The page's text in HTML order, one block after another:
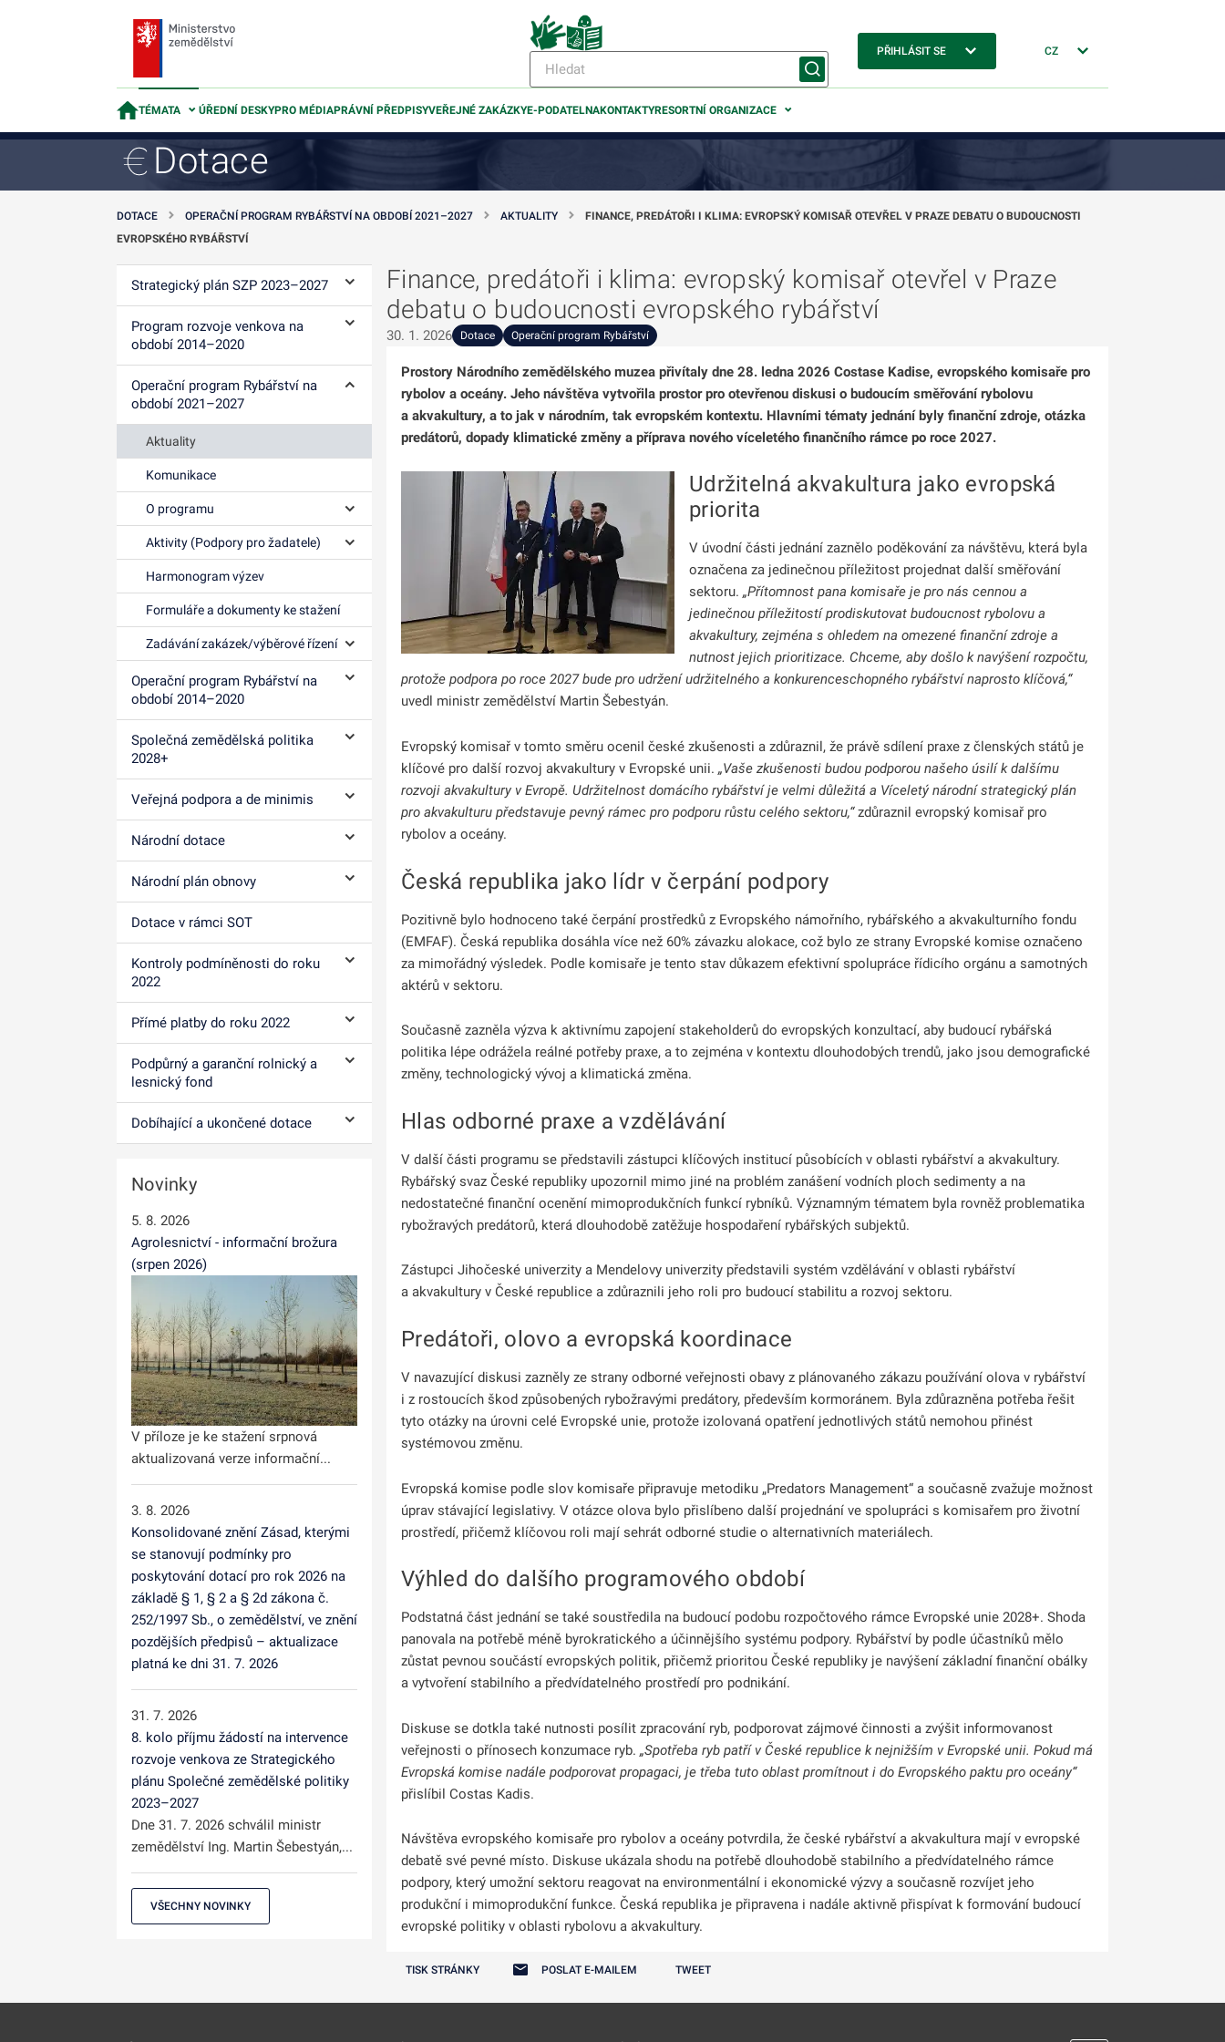
PŘIHLÁSIT SE CZ
TÉMATA ÚŘEDNÍ DESKYPRO MÉDIAPRÁVNÍ PŘEDPISYVEŘEJNÉ ZAKÁZKYE-PODATELNAKONTAKTYRESORTNÍ ORGANIZACE
Dotace
DOTACE OPERAČNÍ PROGRAM RYBÁŘSTVÍ NA OBDOBÍ 2021–2027 AKTUALITY
FINANCE, PREDÁTOŘI I KLIMA: EVROPSKÝ KOMISAŘ OTEVŘEL V PRAZE DEBATU O BUDOUCNOSTI
EVROPSKÉHO RYBÁŘSTVÍ
Strategický plán SZP 2023–⁠2027 Ovládání podmenu
Program rozvoje venkova na
období 2014–⁠2020
Ovládání podmenu
Operační program Rybářství na
období 2021–2027
Ovládání podmenu
Aktuality
Komunikace
O programu
Aktivity (Podpory pro žadatele)
Harmonogram výzev
Formuláře a dokumenty ke stažení
Zadávání zakázek/výběrové řízení
Ovládání podmenu
Operační program Rybářství na
období 2014–⁠2020
Ovládání podmenu
Společná zemědělská politika
2028+
Ovládání podmenu
Veřejná podpora a de minimis Ovládání podmenu
Národní dotace
Národní plán obnovy Ovládání podmenu
Dotace v rámci SOT
Kontroly podmíněnosti do roku
2022
Ovládání podmenu
Přímé platby do roku 2022 Ovládání podmenu
Podpůrný a garanční rolnický a
lesnický fond
Ovládání podmenu
Dobíhající a ukončené dotace Ovládání podmenu
Finance, predátoři i klima: evropský komisař otevřel v Praze
debatu o budoucnosti evropského rybářství
30. 1. 2026 Dotace Operační program Rybářství
Prostory Národního zemědělského muzea přivítaly dne 28. ledna 2026 Costase Kadise, evropského komisaře pro
rybolov a oceány. Jeho návštěva vytvořila prostor pro otevřenou diskusi o budoucím směřování rybolovu
a akvakultury, a to jak v národním, tak evropském kontextu. Hlavními tématy jednání byly finanční zdroje, otázka
predátorů, dopady klimatické změny a příprava nového víceletého finančního rámce po roce 2027.
Udržitelná akvakultura jako evropská
priorita
V úvodní části jednání zaznělo poděkování za návštěvu, která byla
označena za jedinečnou příležitost projednat další směřování
sektoru. „Přítomnost pana komisaře je pro nás cennou a
jedinečnou příležitostí prodiskutovat budoucnost rybolovu a
akvakultury, zejména s ohledem na omezené finanční zdroje a
nutnost jejich prioritizace. Chceme, aby došlo k navýšení rozpočtu,
protože podpora po roce 2027 bude pro udržení udržitelného a konkurenceschopného rybářství naprosto klíčová,“
uvedl ministr zemědělství Martin Šebestyán.
Evropský komisař v tomto směru ocenil české zkušenosti a zdůraznil, že právě sdílení praxe z členských států je
klíčové pro další rozvoj akvakultury v Evropské unii. „Vaše zkušenosti budou podporou našeho úsilí k dalšímu
rozvoji akvakultury v Evropě. Udržitelnost domácího rybářství je velmi důležitá a Víceletý národní strategický plán
pro akvakulturu představuje pevný rámec pro podporu růstu celého sektoru,“zdůraznil evropský komisař pro
rybolov a oceány.
Česká republika jako lídr v čerpání podpory
Pozitivně bylo hodnoceno také čerpání prostředků z Evropského námořního, rybářského a akvakulturního fondu
(EMFAF). Česká republika dosáhla více než 60% závazku alokace, což bylo ze strany Evropské komise označeno
za mimořádný výsledek. Podle komisaře je tento stav důkazem efektivní spolupráce řídicího orgánu a samotných
aktérů v sektoru.
Současně zazněla výzva k aktivnímu zapojení stakeholderů do evropských konzultací, aby budoucí rybářská
politika lépe odrážela reálné potřeby praxe, a to zejména v kontextu dlouhodobých trendů, jako jsou demografické
změny, technologický vývoj a klimatická změna.
Hlas odborné praxe a vzdělávání
V další části programu se představili zástupci klíčových institucí působících v oblasti rybářství a akvakultury.
Rybářský svaz České republiky upozornil mimo jiné na problém zanášení vodních ploch sedimenty a na
nedostatečné finanční ocenění mimoprodukčních funkcí rybníků. Významným tématem byla rovněž problematika
rybožravých predátorů, která dlouhodobě zatěžuje hospodaření rybářských subjektů.
Zástupci Jihočeské univerzity a Mendelovy univerzity představili systém vzdělávání v oblasti rybářství
a akvakultury v České republice a zdůraznili jeho roli pro budoucí stabilitu a rozvoj sektoru.
Predátoři, olovo a evropská koordinace
V navazující diskusi zazněly ze strany odborné veřejnosti obavy z plánovaného zákazu používání olova v rybářství
i z rostoucích škod způsobených rybožravými predátory, především kormoránem. Byla zdůrazněna potřeba řešit
tyto otázky na úrovni celé Evropské unie, protože izolovaná opatření jednotlivých států nemohou přinést
systémovou změnu.
Evropská komise podle slov komisaře připravuje metodiku „Predators Management“ a současně zvažuje možnost
úprav stávající legislativy. V otázce olova bylo přislíbeno další projednání ve spolupráci s komisařem pro životní
prostředí, přičemž klíčovou roli mají sehrát odborné studie o alternativních materiálech.
Výhled do dalšího programového období
Podstatná část jednání se také soustředila na budoucí podobu rozpočtového rámce Evropské unie 2028+. Shoda
panovala na potřebě méně byrokratického a účinnějšího systému podpory. Rybářství by podle účastníků mělo
zůstat pevnou součástí evropských politik, přičemž prioritou České republiky je navýšení základní finanční obálky
a vytvoření stabilního a předvídatelného prostředí pro podnikání.
Diskuse se dotkla také nutnosti posílit zpracování ryb, podporovat zájmové činnosti a zvýšit informovanost
veřejnosti o přínosech konzumace ryb. „Spotřeba ryb patří v České republice k nejnižším v Evropské unii. Pokud má
Evropská komise nadále podporovat propagaci, je třeba tuto oblast promítnout i do Evropského paktu pro oceány“
přislíbil Costas Kadis.
Návštěva evropského komisaře pro rybolov a oceány potvrdila, že české rybářství a akvakultura mají v evropské
debatě své pevné místo. Diskuse ukázala shodu na potřebě dlouhodobě stabilního a předvídatelného rámce
podpory, který umožní sektoru reagovat na environmentální i ekonomické výzvy a současně rozvíjet jeho
produkční i mimoprodukční funkce. Česká republika je připravena i nadále aktivně přispívat k formování budoucí
evropské politiky v oblasti rybolovu a akvakultury.
TISK STRÁNKY POSLAT E-MAILEM TWEET
Novinky
5. 8. 2026
Agrolesnictví - informační brožura
(srpen 2026)
V příloze je ke stažení srpnová
aktualizovaná verze informační...
3. 8. 2026
Konsolidované znění Zásad, kterými
se stanovují podmínky pro
poskytování dotací pro rok 2026 na
základě § 1, § 2 a § 2d zákona č.
252/1997 Sb., o zemědělství, ve znění
pozdějších předpisů – aktualizace
platná ke dni 31. 7. 2026
31. 7. 2026
8. kolo příjmu žádostí na intervence
rozvoje venkova ze Strategického
plánu Společné zemědělské politiky
2023–2027
Dne 31. 7. 2026 schválil ministr
zemědělství Ing. Martin Šebestyán,...
VŠECHNY NOVINKY